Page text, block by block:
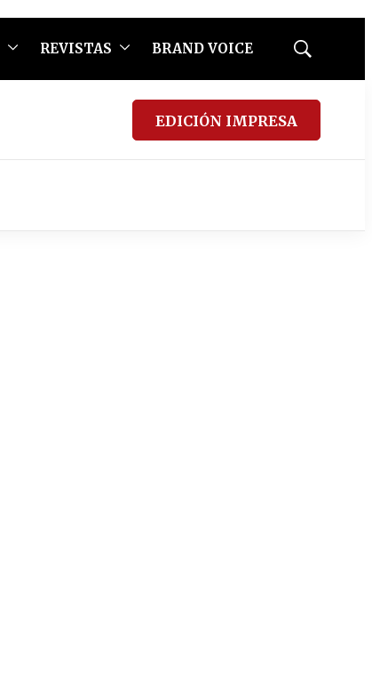
REVISTAS BRAND VOICE
Mostrar
EDICIÓN IMPRESA